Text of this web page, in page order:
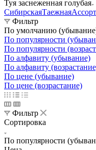
Туя заснеженная голубая
СибирскаяТаежная
Фильтр
По умолчанию
По популярности
По популярности
По алфавиту (убывание)
По алфавиту
По цене (убывание)
По цене (возрастание)
Фильтр
Сортировка
По популярности